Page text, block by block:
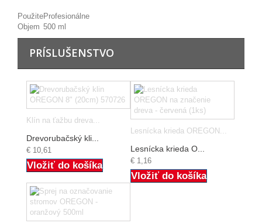
PoužiteProfesionálne
Objem 500 ml
PRÍSLUŠENSTVO
Klín na ťažbu dreva...
Drevorubačský kli...
€ 10,61
Vložiť do košíka
Lesnícka krieda OREGON...
Lesnícka krieda O...
€ 1,16
Vložiť do košíka